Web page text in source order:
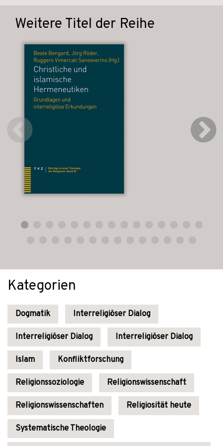
Weitere Titel der Reihe
Kategorien
Dogmatik Interreligiöser Dialog
Interreligiöser Dialog Interreligiöser Dialog
Islam Konfliktforschung
Religionssoziologie Religionswissenschaft
Religionswissenschaften Religiosität heute
Systematische Theologie